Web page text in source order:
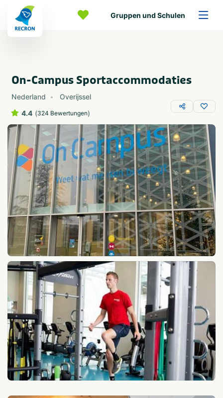
Gruppen und Schulen
On-Campus Sportaccommodaties
Nederland
Overijssel
4.4 (324 Bewertungen)